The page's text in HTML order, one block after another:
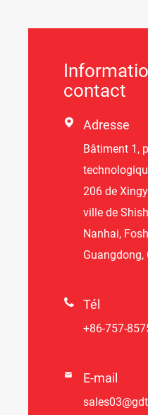
contact
 Adresse
Bâtiment 1,
206 de
ville de
Nanhai,
Guangdong,
 Tél
+86-757-
 E-mail